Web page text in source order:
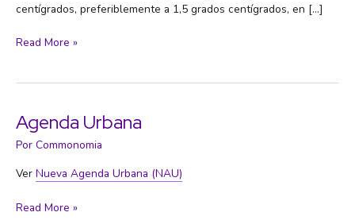
centígrados, preferiblemente a 1,5 grados centígrados, en […]
Acuerdo
Read More »
Agenda Urbana
Por Commonomia
Ver Nueva Agenda Urbana (NAU)
Agenda
Read More »